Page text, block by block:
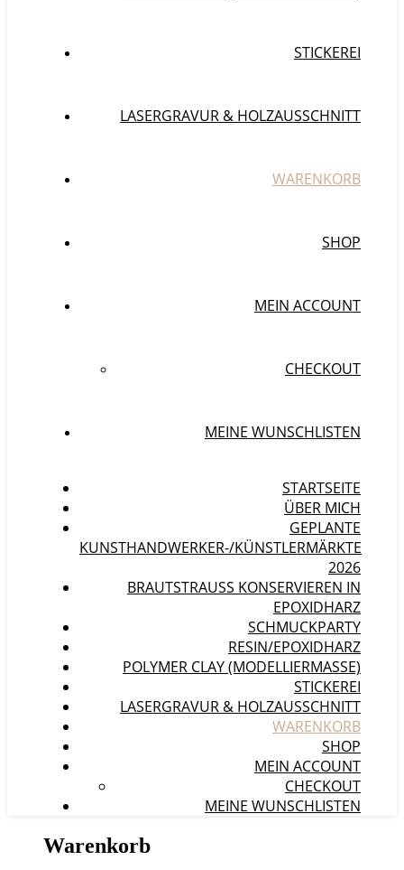
STICKEREI
LASERGRAVUR & HOLZAUSSCHNITT
WARENKORB
SHOP
MEIN ACCOUNT
CHECKOUT
MEINE WUNSCHLISTEN
STARTSEITE
ÜBER MICH
GEPLANTE
KUNSTHANDWERKER-/KÜNSTLERMÄRKTE
2026
BRAUTSTRAUSS KONSERVIEREN IN E
POXIDHARZ
SCHMUCKPARTY
RESIN/EPOXIDHARZ
POLYMER CLAY (MODELLIERMASSE)
STICKEREI
LASERGRAVUR & HOLZAUSSCHNITT
WARENKORB
SHOP
MEIN ACCOUNT
CHECKOUT
MEINE WUNSCHLISTEN
Warenkorb